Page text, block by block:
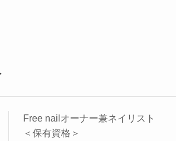
Free nailオーナー兼ネイリスト
＜保有資格＞